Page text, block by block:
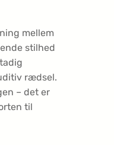
mellem
stilhed
rædsel.
– det er
til